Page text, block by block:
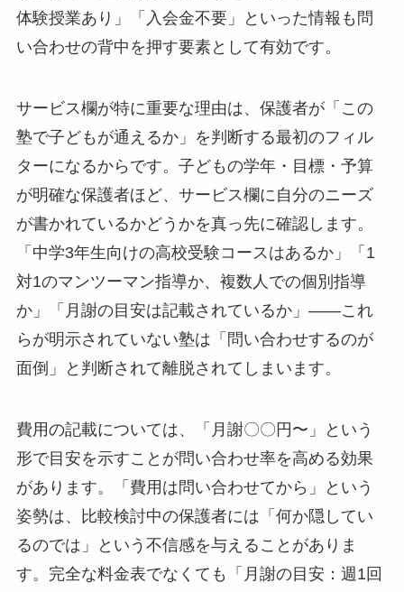
体験授業あり」「入会金不要」といった情報も問
い合わせの背中を押す要素として有効です。
サービス欄が特に重要な理由は、保護者が「この
塾で子どもが通えるか」を判断する最初のフィル
ターになるからです。子どもの学年・目標・予算
が明確な保護者ほど、サービス欄に自分のニーズ
が書かれているかどうかを真っ先に確認します。
「中学3年生向けの高校受験コースはあるか」「1
対1のマンツーマン指導か、複数人での個別指導
か」「月謝の目安は記載されているか」——これ
らが明示されていない塾は「問い合わせするのが
面倒」と判断されて離脱されてしまいます。
費用の記載については、「月謝〇〇円〜」という
形で目安を示すことが問い合わせ率を高める効果
があります。「費用は問い合わせてから」という
姿勢は、比較検討中の保護者には「何か隠してい
るのでは」という不信感を与えることがありま
す。完全な料金表でなくても「月謝の目安：週1回